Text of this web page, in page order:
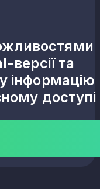
версії та
інформацію
доступі